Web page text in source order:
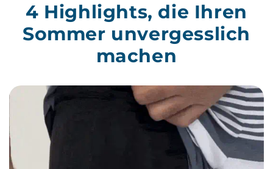
4 Highlights, die Ihren
Sommer unvergesslich
machen